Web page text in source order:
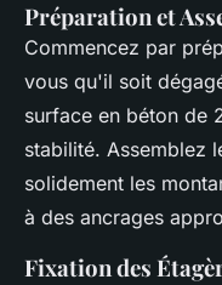
Préparation et
Commencez par
vous qu'il soit
surface en béton de
stabilité. Assemblez
solidement les
à des ancrages
Fixation des